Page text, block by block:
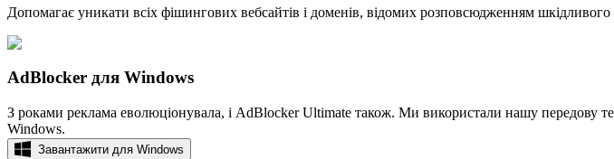
Допомагає уникати всіх фішингових вебсайтів і доменів, відомих розповсюдженням
AdBlocker для Windows
З роками реклама еволюціонувала, і AdBlocker Ultimate також. Ми використали нашу передову
Windows.
Завантажити для Windows